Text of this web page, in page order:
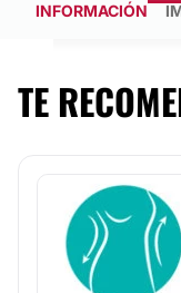
INFORMACIÓN
TE